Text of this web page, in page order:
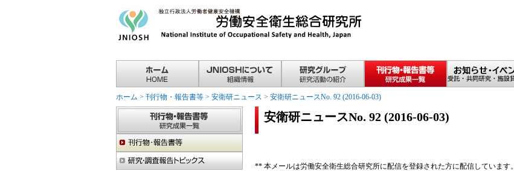
ホーム > 刊行物・報告書等 > 安衛研ニュース > 安衛研ニュースNo. 92 (2016-06-03)
安衛研ニュースNo. 92 (2016-06-03)
** 本メールは労働安全衛生総合研究所に配信を登録された方に配信しています。